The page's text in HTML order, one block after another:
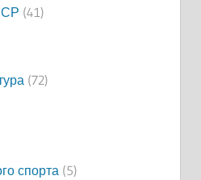
(41)
(72)
спорта(5)